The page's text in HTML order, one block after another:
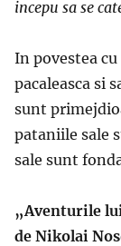
incepu sa se
In povestea
pacaleasca si
sunt
pataniile sale
sale sunt
„Aventurile
de Nikolai